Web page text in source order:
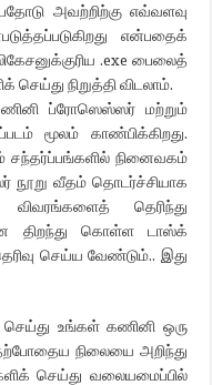
அவற்றிற்கு எவ்வளவு
என்பதைக்
.exe பைலைத்
செய்து நிறுத்தி விடலாம்.
ப்ரோஸெஸ்ஸர் மற்றும்
மூலம் காண்பிக்கிறது.
சந்தர்ப்பங்களில் நினைவகம்
நூறு வீதம் தொடர்ச்சியாக
தெரிந்து
திறந்து கொள்ள டாஸ்க்
செய்ய வேண்டும்.. இது
செய்து உங்கள் கணினி ஒரு
நிலையை அறிந்து
செய்து வலையமைப்பில்